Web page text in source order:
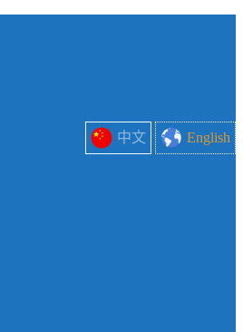
中文 English